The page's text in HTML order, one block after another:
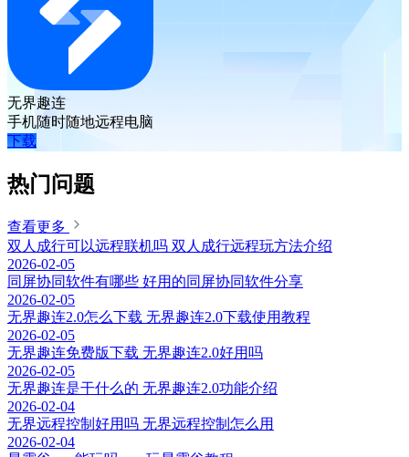
无界趣连
手机随时随地远程电脑
下载
热门问题
查看更多
双人成行可以远程联机吗 双人成行远程玩方法介绍
2026-02-05
同屏协同软件有哪些 好用的同屏协同软件分享
2026-02-05
无界趣连2.0怎么下载 无界趣连2.0下载使用教程
2026-02-05
无界趣连免费版下载 无界趣连2.0好用吗
2026-02-05
无界趣连是干什么的 无界趣连2.0功能介绍
2026-02-04
无界远程控制好用吗 无界远程控制怎么用
2026-02-04